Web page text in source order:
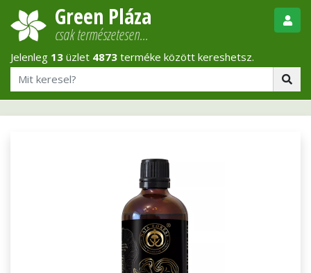
Green Pláza
csak természetesen…
Jelenleg 13 üzlet 4873 terméke között kereshetsz.